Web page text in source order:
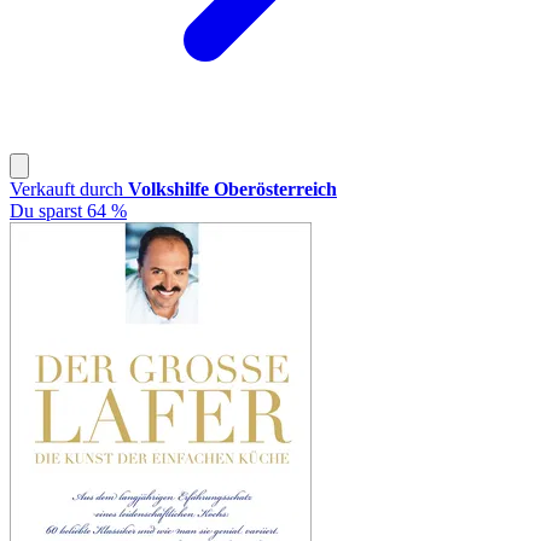
Verkauft durch Volkshilfe Oberösterreich
Du sparst 64 %